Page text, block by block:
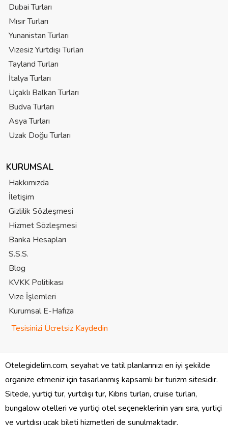
Dubai Turları
Mısır Turları
Yunanistan Turları
Vizesiz Yurtdışı Turları
Tayland Turları
İtalya Turları
Uçaklı Balkan Turları
Budva Turları
Asya Turları
Uzak Doğu Turları
KURUMSAL
Hakkımızda
İletişim
Gizlilik Sözleşmesi
Hizmet Sözleşmesi
Banka Hesapları
S.S.S.
Blog
KVKK Politikası
Vize İşlemleri
Kurumsal E-Hafıza
Tesisinizi Ücretsiz Kaydedin
Otelegidelim.com, seyahat ve tatil planlarınızı en iyi şekilde
organize etmeniz için tasarlanmış kapsamlı bir turizm sitesidir.
Sitede, yurtiçi tur, yurtdışı tur, Kıbrıs turları, cruise turları,
bungalow otelleri ve yurtiçi otel seçeneklerinin yanı sıra, yurtiçi
ve yurtdışı uçak bileti hizmetleri de sunulmaktadır.